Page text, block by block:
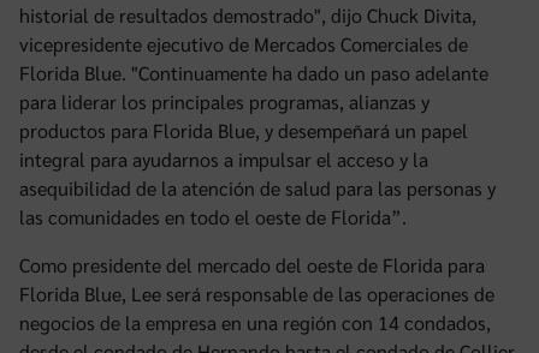
historial de resultados demostrado", dijo Chuck Divita,
vicepresidente ejecutivo de Mercados Comerciales de
Florida Blue. "Continuamente ha dado un paso adelante
para liderar los principales programas, alianzas y
productos para Florida Blue, y desempeñará un papel
integral para ayudarnos a impulsar el acceso y la
asequibilidad de la atención de salud para las personas y
las comunidades en todo el oeste de Florida”.
Como presidente del mercado del oeste de Florida para
Florida Blue, Lee será responsable de las operaciones de
negocios de la empresa en una región con 14 condados,